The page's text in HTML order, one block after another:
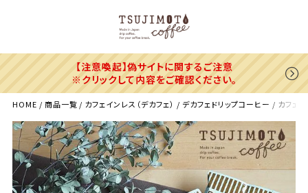
【注意喚起】偽サイトに関するご注意
※クリックして内容をご確認ください。
HOME 商品一覧 カフェインレス（デカフェ） デカフェドリップコーヒー カフェ